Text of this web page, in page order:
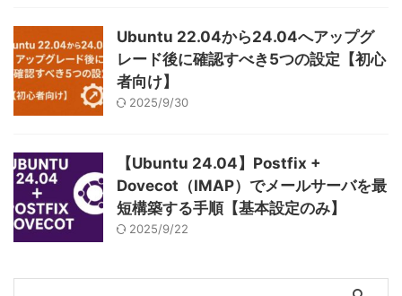
Ubuntu 22.04から24.04へアップグ
レード後に確認すべき5つの設定【初心
者向け】
2025/9/30
【Ubuntu 24.04】Postfix +
Dovecot（IMAP）でメールサーバを最
短構築する手順【基本設定のみ】
2025/9/22